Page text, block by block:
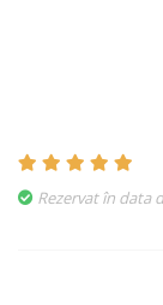
Rezervat în data